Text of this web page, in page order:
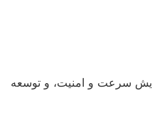
سرعت و امنیت، و توسعه